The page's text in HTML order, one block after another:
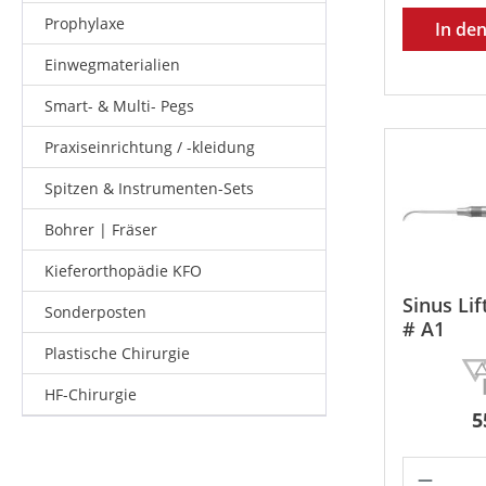
Prophylaxe
Einwegmaterialien
Smart- & Multi- Pegs
Praxiseinrichtung / -kleidung
Spitzen & Instrumenten-Sets
Bohrer | Fräser
Kieferorthopädie KFO
Sonderposten
Plastische Chirurgie
HF-Chirurgie
In
Sinus
# A1